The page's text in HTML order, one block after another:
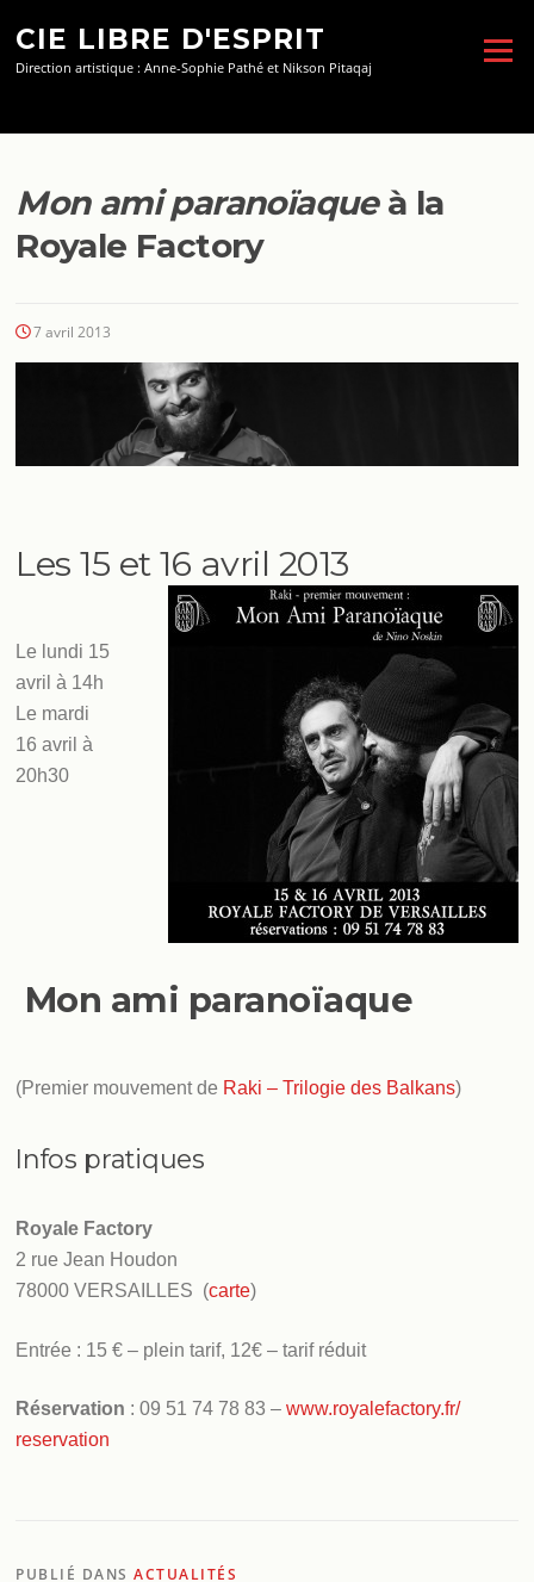
contenu
CIE LIBRE D'ESPRIT
Direction artistique : Anne-Sophie Pathé et Nikson Pitaqaj
Menu
Mon ami paranoïaqueà la
Royale Factory
7 avril 2013
Les 15 et 16 avril 2013
Le lundi 15
avril à 14h
Le mardi
16 avril à
20h30
Mon ami paranoïaque
(Premier mouvement de Raki – Trilogie des Balkans)
Infos pratiques
Royale Factory
2 rue Jean Houdon
78000 VERSAILLES (carte)
Entrée : 15 € – plein tarif, 12€ – tarif réduit
Réservation : 09 51 74 78 83 –www.royalefactory.fr/
reservation
PUBLIÉ DANSACTUALITÉS